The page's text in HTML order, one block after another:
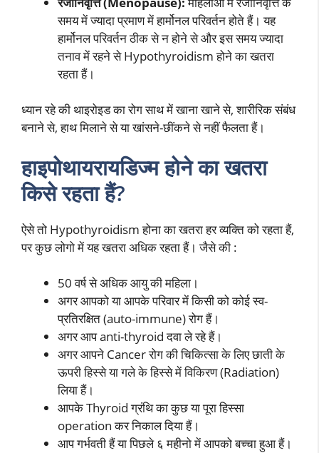
समय में ज्यादा प्रमाण में हार्मोनल परिवर्तन होते हैं। यह
हार्मोनल परिवर्तन ठीक से न होने से और इस समय ज्यादा
तनाव में रहने से Hypothyroidism होने का खतरा
रहता हैं।
ध्यान रहे की थाइरोइड का रोग साथ में खाना खाने से, शारीरिक संबंध
बनाने से, हाथ मिलाने से या खांसने-छींकने से नहीं फैलता हैं।
हाइपोथायरायडिज्म होने का खतरा
किसे रहता हैं?
ऐसे तो Hypothyroidism होना का खतरा हर व्यक्ति को रहता हैं,
पर कुछ लोगो में यह खतरा अधिक रहता हैं। जैसे की :
50 वर्ष से अधिक आयु की महिला।
अगर आपको या आपके परिवार में किसी को कोई स्व-
प्रतिरक्षित (auto-immune) रोग हैं।
अगर आप anti-thyroid दवा ले रहे हैं।
अगर आपने Cancer रोग की चिकित्सा के लिए छाती के
ऊपरी हिस्से या गले के हिस्से में विकिरण (Radiation)
लिया हैं।
आपके Thyroid ग्रंथि का कुछ या पूरा हिस्सा
operation कर निकाल दिया हैं।
आप गर्भवती हैं या पिछले ६ महीनो में आपको बच्चा हुआ हैं।